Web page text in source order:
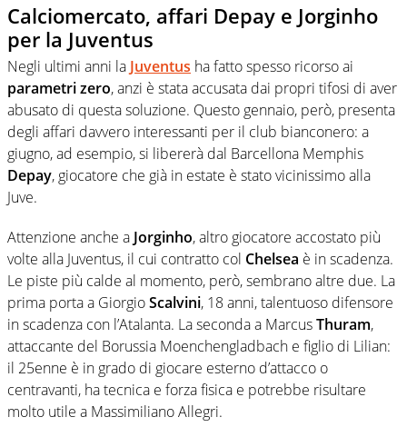
Calciomercato, affari Depay e Jorginho
per la Juventus
Negli ultimi anni la Juventus ha fatto spesso ricorso ai
parametri zero, anzi è stata accusata dai propri tifosi di aver
abusato di questa soluzione. Questo gennaio, però, presenta
degli affari davvero interessanti per il club bianconero: a
giugno, ad esempio, si libererà dal Barcellona Memphis
Depay, giocatore che già in estate è stato vicinissimo alla
Juve.
Attenzione anche a Jorginho, altro giocatore accostato più
volte alla Juventus, il cui contratto col Chelsea è in scadenza.
Le piste più calde al momento, però, sembrano altre due. La
prima porta a GiorgioScalvini, 18 anni, talentuoso difensore
in scadenza con l’Atalanta. La seconda a MarcusThuram,
attaccante del Borussia Moenchengladbach e figlio di Lilian:
il 25enne è in grado di giocare esterno d’attacco o
centravanti, ha tecnica e forza fisica e potrebbe risultare
molto utile a Massimiliano Allegri.